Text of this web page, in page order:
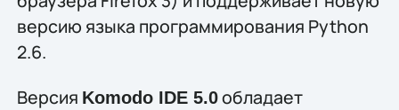
версию языка программирования Python
2.6.
Версия Komodo IDE 5.0обладает